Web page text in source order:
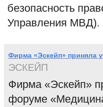
безопасность
Управления МВД).
Фирма «Эскейп» приняла
ЭСКЕЙП
Фирма «Эскейп»
форуме